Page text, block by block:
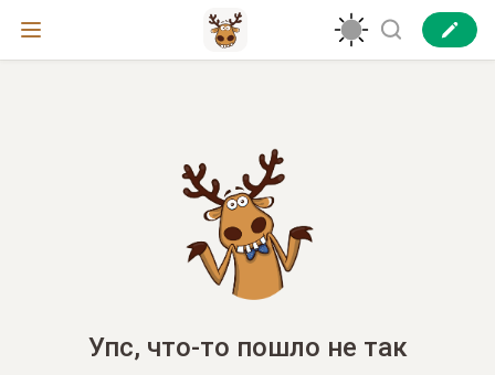
Упс, что-то пошло не так